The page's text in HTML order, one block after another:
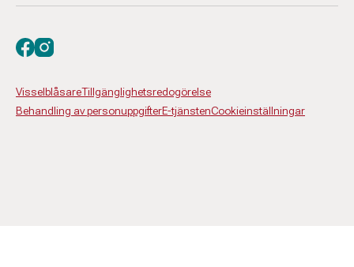
VisselblåsareTillgänglighetsredogörelse
Behandling av personuppgifterE-tjänstenCookieinställningar
Besök oss på facebook
Besök oss på instagram